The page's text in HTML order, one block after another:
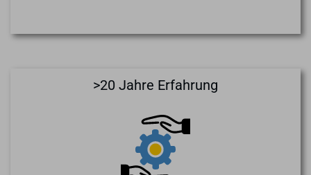
>20 Jahre Erfahrung